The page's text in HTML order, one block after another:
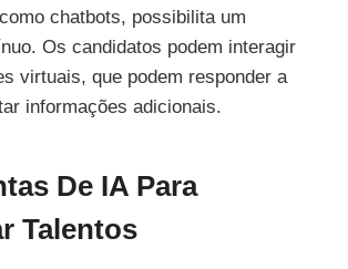
chatbots, possibilita um
Os candidatos podem interagir
virtuais, que podem responder a
informações adicionais.
De IA Para
Talentos